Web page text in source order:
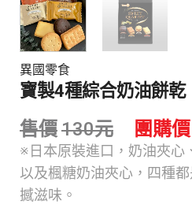
異國零食
寶製4種綜合奶油餅乾
售價130元 團購價
※日本原裝進口，奶油夾心
以及楓糖奶油夾心，四種
撼滋味。